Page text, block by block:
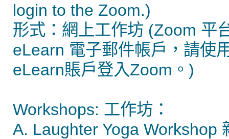
login to the Zoom.)
形式：網上工作坊 (Zoom 平
eLearn 電子郵件帳戶，請使
eLearn賬戶登入Zoom。)
Workshops: 工作坊：
A. Laughter Yoga Workshop